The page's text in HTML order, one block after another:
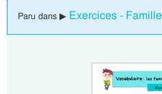
Paru dans ▶ Exercices -